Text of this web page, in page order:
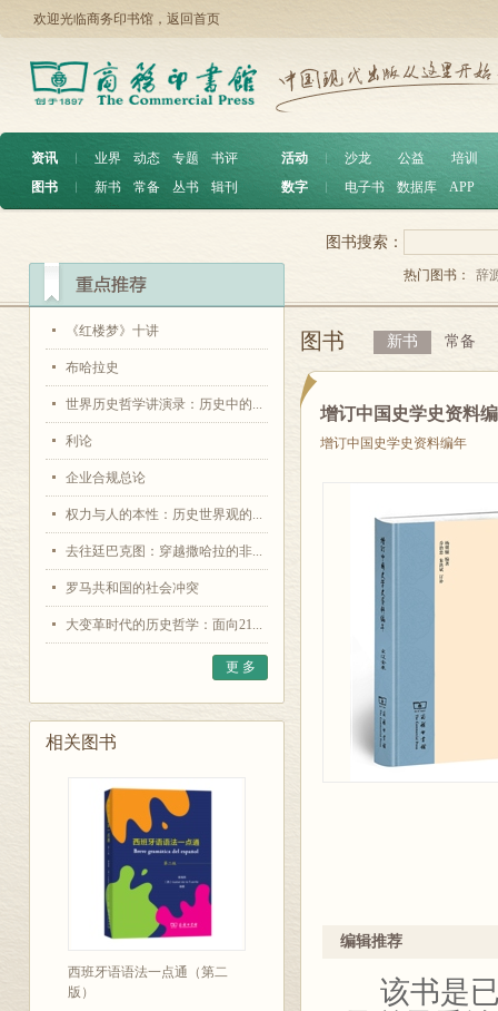
欢迎光临商务印书馆， 返回首页
资讯 ︱ 业界 动态 专题
书评
图书
︱ 新书 常备 丛书 辑刊
活动 沙龙 公益
培训
数字
电子书 数据库 APP
《红楼梦》十讲
布哈拉史
世界历史哲学讲演录：历史中的...
利论
企业合规总论
权力与人的本性：历史世界观的...
去往廷巴克图：穿越撒哈拉的非...
罗马共和国的社会冲突
大变革时代的历史哲学：面向21...
更 多
相关图书
西班牙语语法一点通（第二
版）
图书搜索：
热门图书： 辞
图书 新书 常备
增订中国史学史资料
增订中国史学史资料编年
编辑推荐
该书是